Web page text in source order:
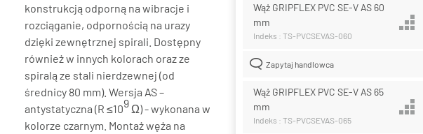
konstrukcją odporną na wibracje i
rozciąganie, odpornością na urazy
dzięki zewnętrznej spirali. Dostępny
również w innych kolorach oraz ze
spiralą ze stali nierdzewnej (od
średnicy 80 mm). Wersja AS –
antystatyczna (R ≤109 Ω) - wykonana w
kolorze czarnym. Montaż węża na
Wąż GRIPFLEX PVC SE-V AS 60
mm
Indeks : TS-PVCSEVAS-060
Zapytaj handlowca
Wąż GRIPFLEX PVC SE-V AS 65
mm
Indeks : TS-PVCSEVAS-065